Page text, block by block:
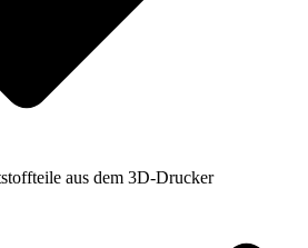
aus dem 3D-Drucker